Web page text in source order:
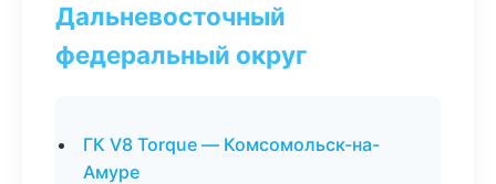
Дальневосточный
федеральный округ
ГК V8 Torque — Комсомольск-на-
Амуре